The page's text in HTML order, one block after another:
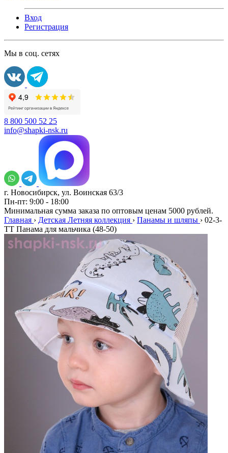
Вход
Регистрация
Мы в соц. сетях
8 800 500 52 25
info@shapki-nsk.ru
г. Новосибирск, ул. Воинская 63/3
Пн-пт: 9:00 - 18:00
Минимальная сумма заказа по оптовым ценам 5000 рублей.
Главная › Детская Летняя коллекция › Панамы и шляпы › 02-3-
TT Панама для мальчика (48-50)